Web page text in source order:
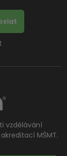
vzdělávání
MŠMT.